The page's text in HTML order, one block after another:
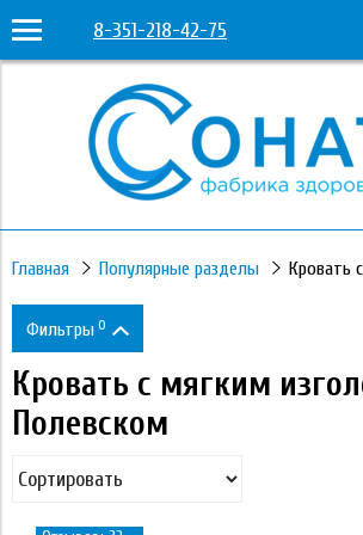
8-351-218-42-75
Главная Популярные разделы Кровать
Фильтры 0
Цена
Кровать с мягким
Полевском